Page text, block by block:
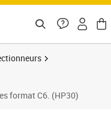
format C6. (HP30)